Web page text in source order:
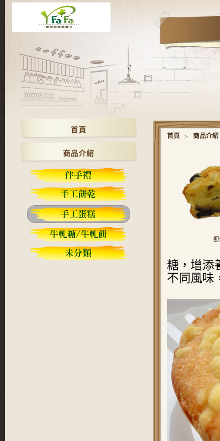
首頁 ﹥ 商品介紹
觀
糖，增添
不同風味
首頁
商品介紹